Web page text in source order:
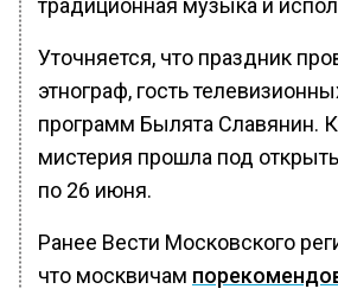
традиционная музыка и
Уточняется, что праздник
этнограф, гость
программ Былята Славянин.
мистерия прошла под
по 26 июня.
Ранее Вести Московского
что москвичам